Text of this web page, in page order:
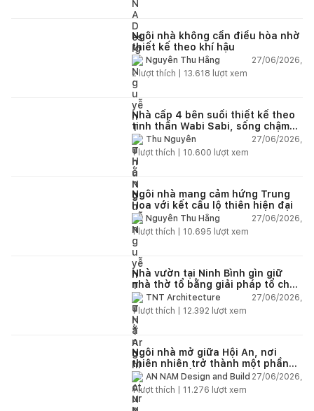
Ngôi nhà không cần điều hòa nhờ
thiết kế theo khí hậu
Nguyễn Thu Hằng
27/06/2026,
2lượt thích | 13.618 lượt xem
Nhà cấp 4 bên suối thiết kế theo
tinh thần Wabi Sabi, sống chậm
giữa thiên nhiên
Thu Nguyễn
27/06/2026,
1lượt thích | 10.600 lượt xem
Ngôi nhà mang cảm hứng Trung
Hoa với kết cấu lộ thiên hiện đại
Nguyễn Thu Hằng
27/06/2026,
1lượt thích | 10.695 lượt xem
Nhà vườn tại Ninh Bình gìn giữ
nhà thờ tổ bằng giải pháp tổ chức
lại không gian
TNT Architecture
27/06/2026,
1lượt thích | 12.392 lượt xem
Ngôi nhà mở giữa Hội An, nơi
thiên nhiên trở thành một phần
của cuộc sống
AN NAM Design and Build 27/06/2026,
1lượt thích | 11.276 lượt xem